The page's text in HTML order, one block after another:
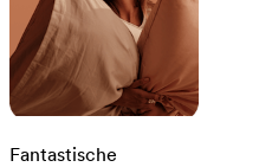
Fantastische